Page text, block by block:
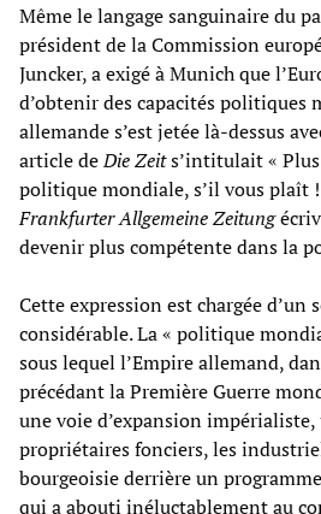
Même le langage sanguinaire du
président de la Commission
Juncker, a exigé à Munich que
d’obtenir des capacités politiques
allemande s’est jetée là-dessus
article deDie Zeits’intitulait « Plus
politique mondiale, s’il vous plaît
Frankfurter Allgemeine Zeitung
devenir plus compétente dans la
Cette expression est chargée d’un
considérable. La « politique
sous lequel l’Empire allemand,
précédant la Première Guerre
une voie d’expansion
propriétaires fonciers, les
bourgeoisie derrière un
qui a abouti inéluctablement au